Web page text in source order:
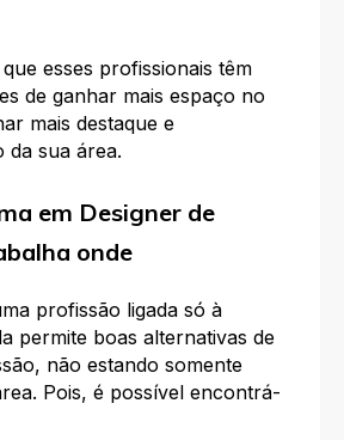
esses profissionais têm
de ganhar mais espaço no
mais destaque e
da sua área.
em Designer de
onde
profissão ligada só à
permite boas alternativas de
não estando somente
Pois, é possível encontrá-